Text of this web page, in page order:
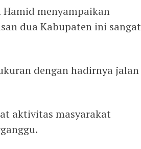
menyampaikan
dua Kabupaten ini sangat
dengan hadirnya jalan
aktivitas masyarakat